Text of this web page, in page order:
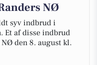
NØ
syv indbrud i
Et af disse indbrud
den 8. august kl.